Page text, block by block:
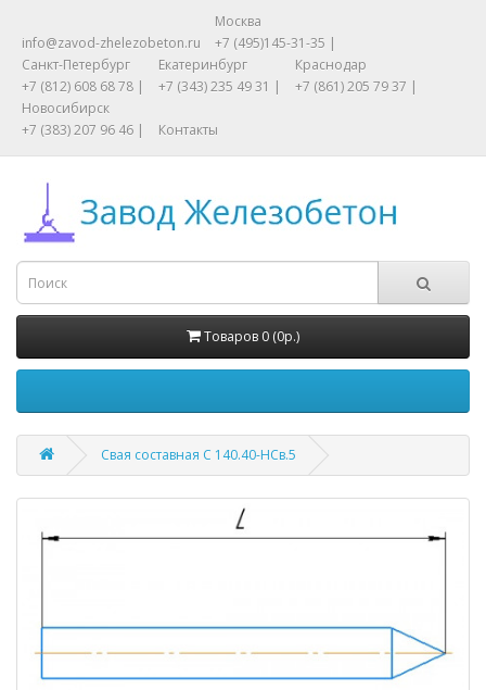
info@zavod-zhelezobeton.ru
Москва
+7 (495)145-31-35 |
Санкт-Петербург
+7 (812) 608 68 78 |
Екатеринбург
+7 (343) 235 49 31 |
Краснодар
+7 (861) 205 79 37 |
Новосибирск
+7 (383) 207 96 46 |
Контакты
Товаров 0 (0р.)
Свая составная С 140.40-НСв.5